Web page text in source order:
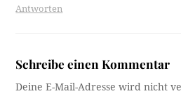
Antworten
Schreibe einen Kommentar
Deine E-Mail-Adresse wird nicht